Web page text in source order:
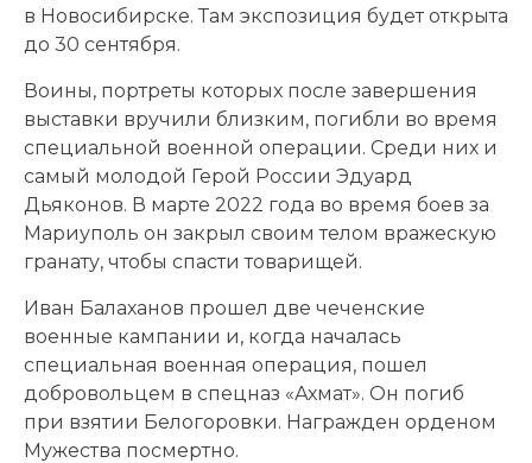
в Новосибирске. Там экспозиция будет открыта
до 30 сентября.
Воины, портреты которых после завершения
выставки вручили близким, погибли во время
специальной военной операции. Среди них и
самый молодой Герой России Эдуард
Дьяконов. В марте 2022 года во время боев за
Мариуполь он закрыл своим телом вражескую
гранату, чтобы спасти товарищей.
Иван Балаханов прошел две чеченские
военные кампании и, когда началась
специальная военная операция, пошел
добровольцем в спецназ «Ахмат». Он погиб
при взятии Белогоровки. Награжден орденом
Мужества посмертно.